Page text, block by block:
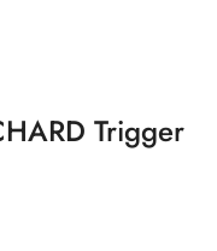
Trigger